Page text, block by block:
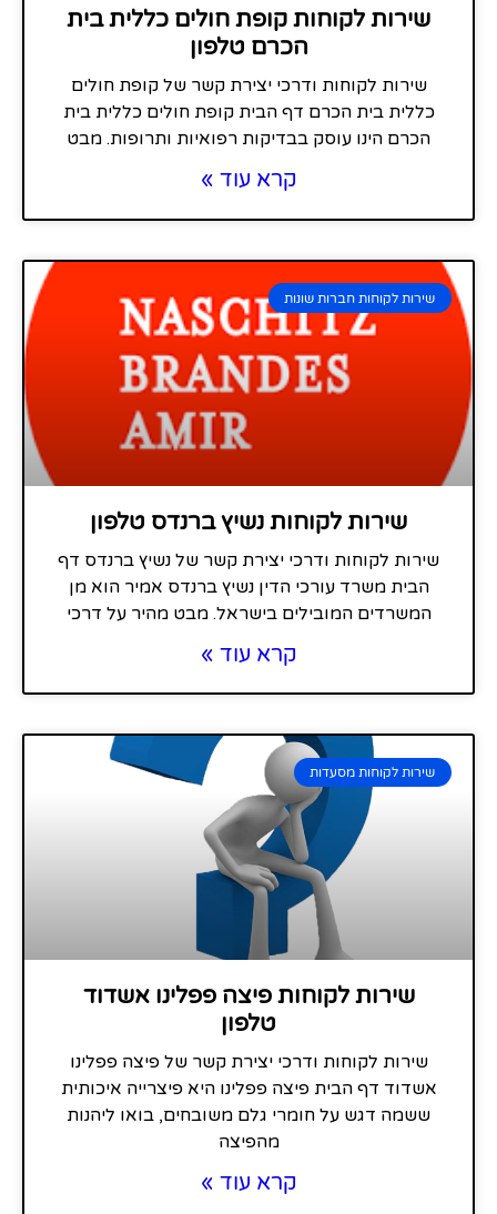
שירות לקוחות קופת חולים כללית בית
הכרם טלפון
שירות לקוחות ודרכי יצירת קשר של קופת חולים
כללית בית הכרם דף הבית קופת חולים כללית בית
הכרם הינו עוסק בבדיקות רפואיות ותרופות. מבט
קרא עוד »
שירות לקוחות חברות שונות
שירות לקוחות נשיץ ברנדס טלפון
שירות לקוחות ודרכי יצירת קשר של נשיץ ברנדס דף
הבית משרד עורכי הדין נשיץ ברנדס אמיר הוא מן
המשרדים המובילים בישראל. מבט מהיר על דרכי
קרא עוד »
שירות לקוחות מסעדות
שירות לקוחות פיצה פפלינו אשדוד
טלפון
שירות לקוחות ודרכי יצירת קשר של פיצה פפלינו
אשדוד דף הבית פיצה פפלינו היא פיצרייה איכותית
ששמה דגש על חומרי גלם משובחים, בואו ליהנות
מהפיצה
קרא עוד »